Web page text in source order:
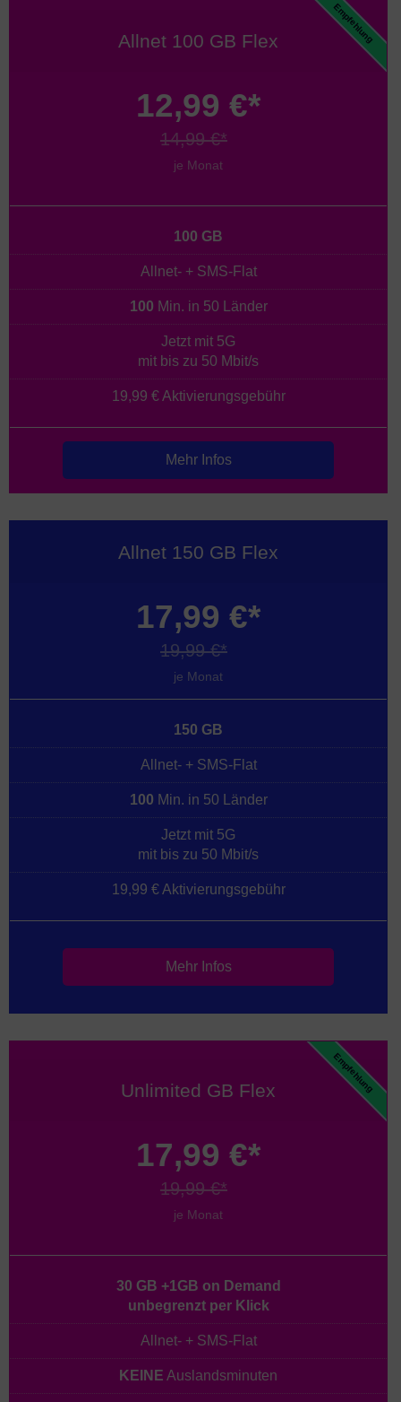
Empfehlung
Allnet 100 GB Flex
12,99 €*
14,99 €*
je Monat
100 GB
Allnet- + SMS-Flat
100 Min. in 50 Länder
Jetzt mit 5G
mit bis zu 50 Mbit/s
19,99 € Aktivierungsgebühr
Mehr Infos
Allnet 150 GB Flex
17,99 €*
19,99 €*
je Monat
150 GB
Allnet- + SMS-Flat
100 Min. in 50 Länder
Jetzt mit 5G
mit bis zu 50 Mbit/s
19,99 € Aktivierungsgebühr
Mehr Infos
Empfehlung
Unlimited GB Flex
17,99 €*
19,99 €*
je Monat
30 GB +1GB on Demand
unbegrenzt per Klick
Allnet- + SMS-Flat
KEINE Auslandsminuten